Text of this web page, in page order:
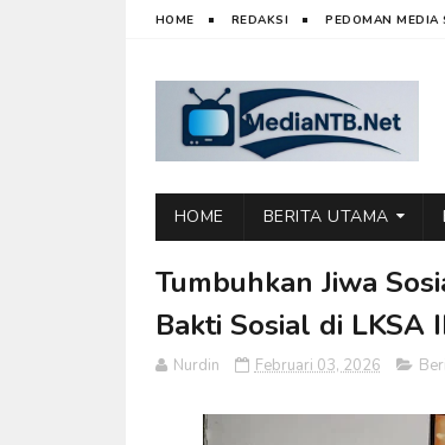
HOME REDAKSI PEDOMAN MEDIA
HOME BERITA UTAMA
Tumbuhkan Jiwa
Bakti Sosial di LKSA
Nurdin Februari 03, 2026